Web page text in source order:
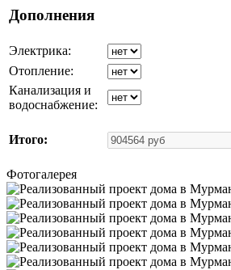
Дополнения
Электрика:
Отопление:
Канализация и
водоснабжение:
Итого:
Фотогалерея